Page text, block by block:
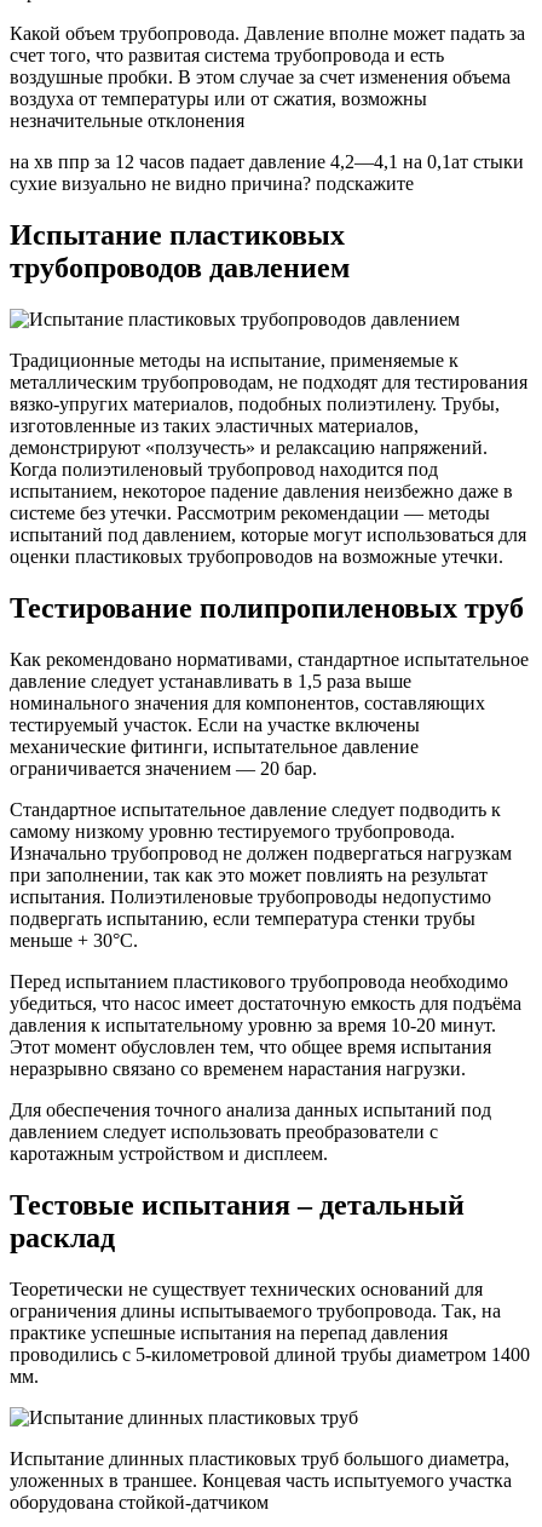
Какой объем трубопровода. Давление вполне может падать за
счет того, что развитая система трубопровода и есть
воздушные пробки. В этом случае за счет изменения объема
воздуха от температуры или от сжатия, возможны
незначительные отклонения
на хв ппр за 12 часов падает давление 4,2—4,1 на 0,1ат стыки
сухие визуально не видно причина? подскажите
Испытание пластиковых
трубопроводов давлением
Традиционные методы на испытание, применяемые к
металлическим трубопроводам, не подходят для тестирования
вязко-упругих материалов, подобных полиэтилену. Трубы,
изготовленные из таких эластичных материалов,
демонстрируют «ползучесть» и релаксацию напряжений.
Когда полиэтиленовый трубопровод находится под
испытанием, некоторое падение давления неизбежно даже в
системе без утечки. Рассмотрим рекомендации — методы
испытаний под давлением, которые могут использоваться для
оценки пластиковых трубопроводов на возможные утечки.
Тестирование полипропиленовых труб
Как рекомендовано нормативами, стандартное испытательное
давление следует устанавливать в 1,5 раза выше
номинального значения для компонентов, составляющих
тестируемый участок. Если на участке включены
механические фитинги, испытательное давление
ограничивается значением — 20 бар.
Стандартное испытательное давление следует подводить к
самому низкому уровню тестируемого трубопровода.
Изначально трубопровод не должен подвергаться нагрузкам
при заполнении, так как это может повлиять на результат
испытания. Полиэтиленовые трубопроводы недопустимо
подвергать испытанию, если температура стенки трубы
меньше + 30°C.
Перед испытанием пластикового трубопровода необходимо
убедиться, что насос имеет достаточную емкость для подъёма
давления к испытательному уровню за время 10-20 минут.
Этот момент обусловлен тем, что общее время испытания
неразрывно связано со временем нарастания нагрузки.
Для обеспечения точного анализа данных испытаний под
давлением следует использовать преобразователи с
каротажным устройством и дисплеем.
Тестовые испытания – детальный
расклад
Теоретически не существует технических оснований для
ограничения длины испытываемого трубопровода. Так, на
практике успешные испытания на перепад давления
проводились с 5-километровой длиной трубы диаметром 1400
мм.
Испытание длинных пластиковых труб большого диаметра,
уложенных в траншее. Концевая часть испытуемого участка
оборудована стойкой-датчиком